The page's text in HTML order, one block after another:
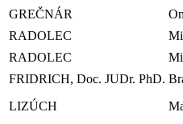
GREČNÁR
RADOLEC
RADOLEC
FRIDRICH, Doc. JUDr. PhD.
LIZÚCH